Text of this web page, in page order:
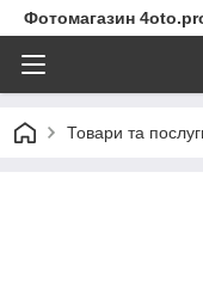
Фотомагазин
Товари та